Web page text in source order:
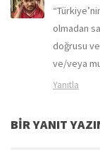
olmadan
doğrusu
ve/veya
Yanıtla
BIR YANIT